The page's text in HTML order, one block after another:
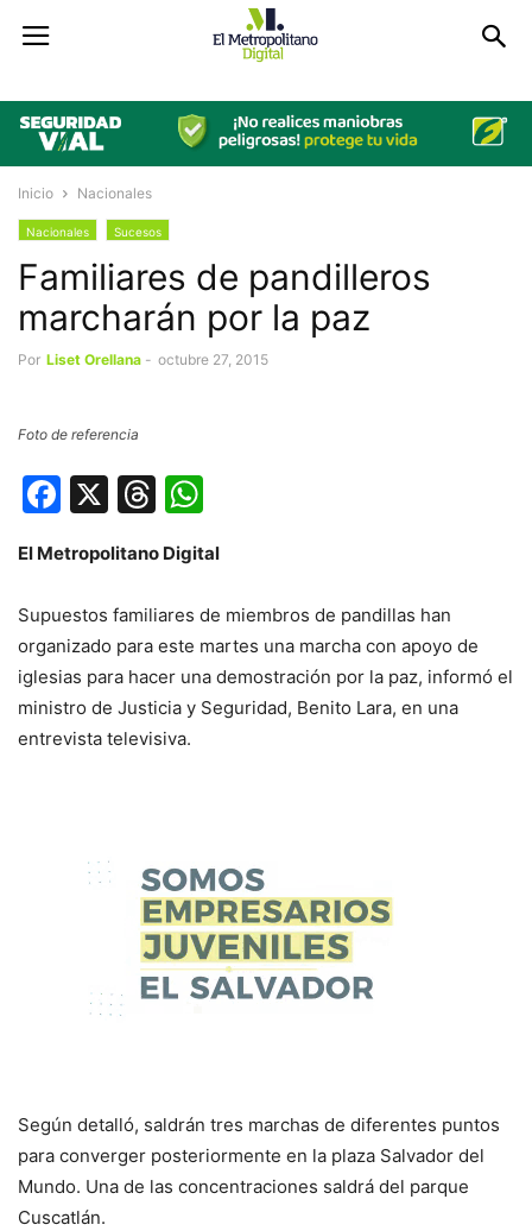
Inicio Nacionales
Nacionales Sucesos
Familiares de pandilleros
marcharán por la paz
Por Liset Orellana - octubre 27, 2015
Foto de referencia
Facebook
X Threads
El Metropolitano Digital
Supuestos familiares de miembros de pandillas han
organizado para este martes una marcha con apoyo de
iglesias para hacer una demostración por la paz, informó el
ministro de Justicia y Seguridad, Benito Lara, en una
entrevista televisiva.
Según detalló, saldrán tres marchas de diferentes puntos
para converger posteriormente en la plaza Salvador del
Mundo. Una de las concentraciones saldrá del parque
Cuscatlán.